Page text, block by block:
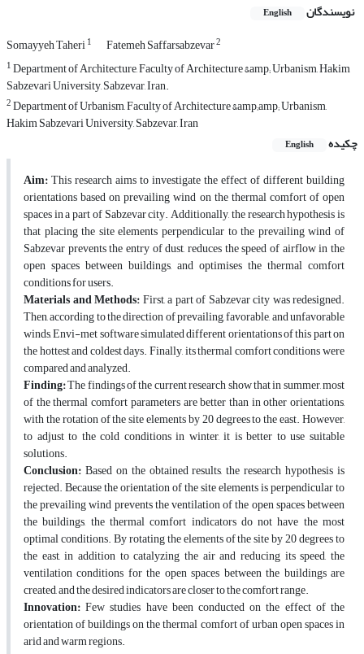
نویسندگان English
Somayyeh Taheri1 Fatemeh Saffarsabzevar2
1Department of Architecture, Faculty of Architecture &amp; Urbanism, Hakim
Sabzevari University, Sabzevar, Iran.
2Department of Urbanism, Faculty of Architecture &amp;amp; Urbanism,
Hakim Sabzevari University, Sabzevar, Iran
چکیده
English
Aim:This research aims to investigate the effect of different building
orientations based on prevailing wind on the thermal comfort of open
spaces in a part of Sabzevar city. Additionally, the research hypothesis is
that placing the site elements perpendicular to the prevailing wind of
Sabzevar prevents the entry of dust, reduces the speed of airflow in the
open spaces between buildings, and optimises the thermal comfort
conditions for users.
Materials and Methods:First, a part of Sabzevar city was redesigned.
Then, according to the direction of prevailing, favorable, and unfavorable
winds, Envi-met software simulated different orientations of this part on
the hottest and coldest days. Finally, its thermal comfort conditions were
compared and analyzed.
Finding:The findings of the current research show that in summer, most
of the thermal comfort parameters are better than in other orientations,
with the rotation of the site elements by 20 degrees to the east. However,
to adjust to the cold conditions in winter, it is better to use suitable
solutions.
Conclusion:Based on the obtained results, the research hypothesis is
rejected. Because the orientation of the site elements is perpendicular to
the prevailing wind prevents the ventilation of the open spaces between
the buildings, the thermal comfort indicators do not have the most
optimal conditions. By rotating the elements of the site by 20 degrees to
the east, in addition to catalyzing the air and reducing its speed, the
ventilation conditions for the open spaces between the buildings are
created, and the desired indicators are closer to the comfort range.
Innovation:Few studies have been conducted on the effect of the
orientation of buildings on the thermal comfort of urban open spaces in
arid and warm regions.